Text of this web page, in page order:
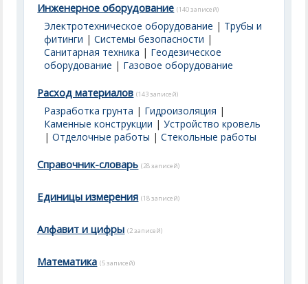
Инженерное оборудование (140 записей)
Электротехническое оборудование | Трубы и
фитинги |Системы безопасности |
Санитарная техника | Геодезическое
оборудование | Газовое оборудование
Расход материалов (143 записей)
Разработка грунта | Гидроизоляция |
Каменные конструкции |Устройство кровель
|Отделочные работы |Стекольные работы
Справочник-словарь (28 записей)
Единицы измерения (18 записей)
Алфавит и цифры (2 записей)
Математика (5 записей)